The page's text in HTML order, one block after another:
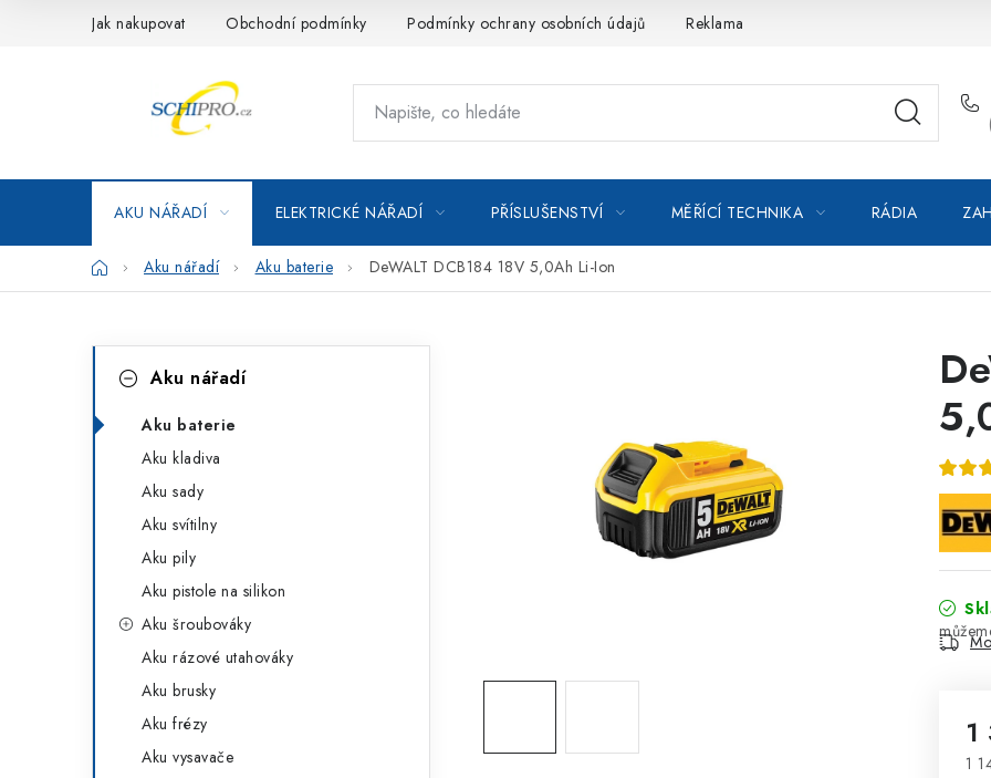
Jak nakupovat Obchodní podmínky Podmínky ochrany osobních údajů Reklamace Moje
AKU NÁŘADÍ ELEKTRICKÉ NÁŘADÍ PŘÍSLUŠENSTVÍ MĚŘÍCÍ TECHNIKA RÁDIA
DomůAku nářadí Aku baterie DeWALT DCB184 18V 5,0Ah Li-Ion
o
s
kategorie
t
Aku nářadí
Aku baterie
Aku kladiva
Aku sady
Aku svítilny
Aku pily
Aku pistole na silikon
Aku šroubováky
Aku rázové utahováky
Aku brusky
Aku frézy
Aku vysavače
1
1